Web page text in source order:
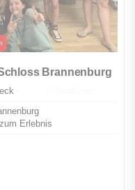
Brannenburg
Erlebnis